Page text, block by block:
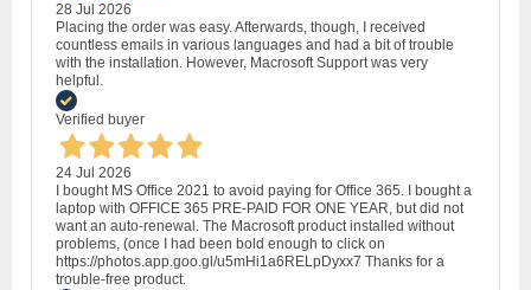
28 Jul 2026
Placing the order was easy. Afterwards, though, I received
countless emails in various languages and had a bit of trouble
with the installation. However, Macrosoft Support was very
helpful.
Verified buyer
24 Jul 2026
I bought MS Office 2021 to avoid paying for Office 365. I bought a
laptop with OFFICE 365 PRE-PAID FOR ONE YEAR, but did not
want an auto-renewal. The Macrosoft product installed without
problems, (once I had been bold enough to click on
https://photos.app.goo.gl/u5mHi1a6RELpDyxx7 Thanks for a
trouble-free product.